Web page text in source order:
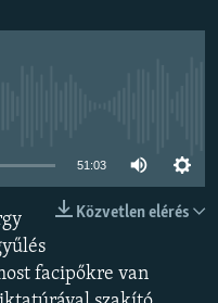
51:03
Közvetlen elérés
facipőkre van